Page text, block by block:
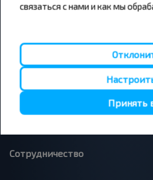
Минск - Вильнюс
Минск - Москва
Сотрудничество
связаться с нами и как мы
Принять